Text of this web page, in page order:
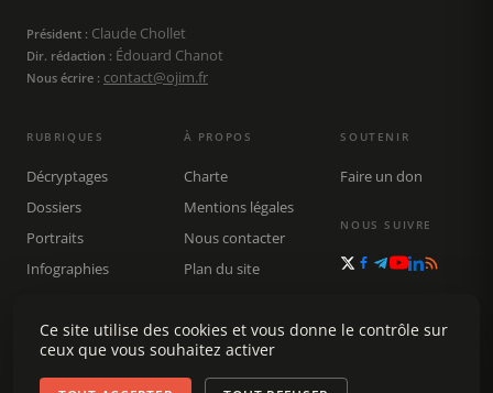
Président : Claude Chollet
Dir. rédaction : Édouard Chanot
Nous écrire : contact@ojim.fr
RUBRIQUES
Décryptages
Dossiers
Portraits
Infographies
Rechercher
À PROPOS
Charte
Mentions légales
Nous contacter
Plan du site
SOUTENIR
Faire un don
NOUS SUIVRE
Ce site utilise des cookies et vous donne le contrôle sur
ceux que vous souhaitez activer